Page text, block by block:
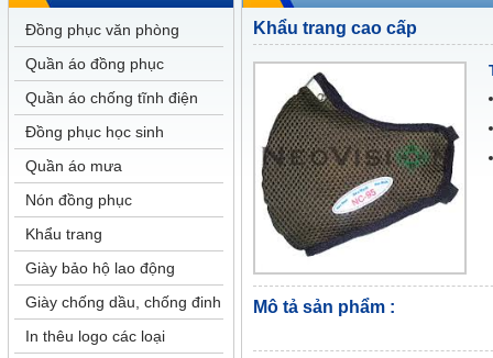
Đồng phục văn phòng
Quần áo đồng phục
Quần áo chống tĩnh điện
Đồng phục học sinh
Quần áo mưa
Nón đồng phục
Khẩu trang
Giày bảo hộ lao động
Giày chống dầu, chống đinh
In thêu logo các loại
Khẩu trang cao cấp
Mô tả sản phẩm :